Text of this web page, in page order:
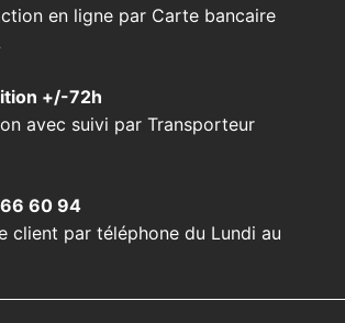
en ligne par Carte bancaire
+/-72h
avec suivi par Transporteur
60 94
client par téléphone du Lundi au